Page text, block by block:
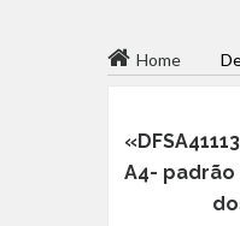
Home
A4-